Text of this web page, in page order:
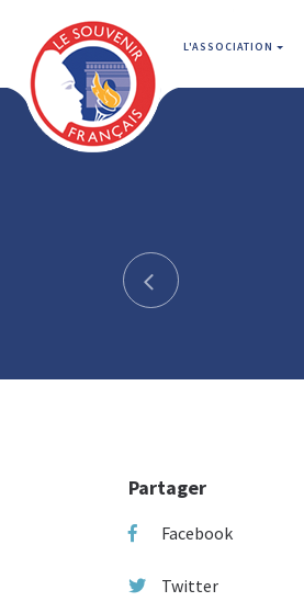
L'ASSOCIATION
Partager
Facebook
Twitter